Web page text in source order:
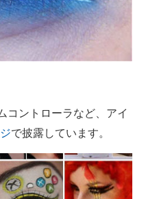
ントローラなど、アイ
で披露しています。